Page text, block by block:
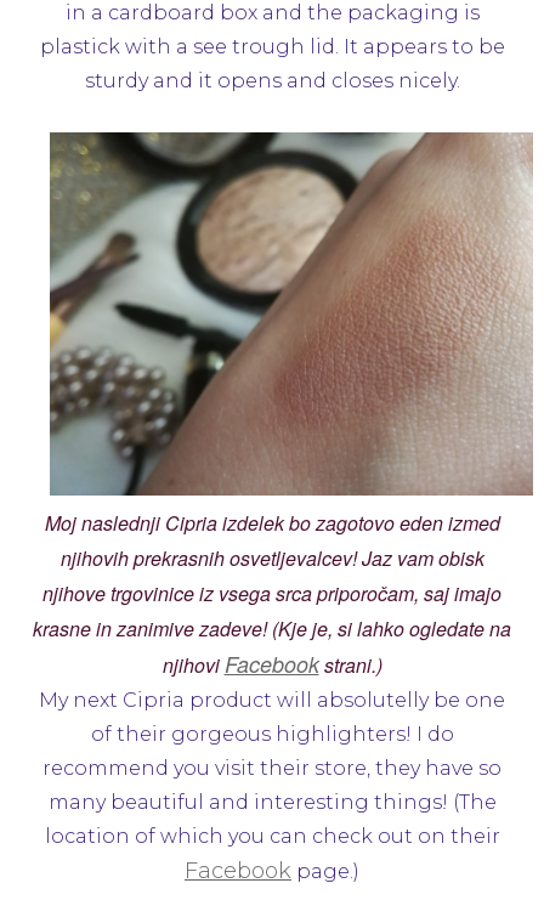
in a cardboard box and the packaging is
plastick with a see trough lid. It appears to be
sturdy and it opens and closes nicely.
Moj naslednji Cipria izdelek bo zagotovo eden izmed
njihovih prekrasnih osvetljevalcev! Jaz vam obisk
njihove trgovinice iz vsega srca priporočam, saj imajo
krasne in zanimive zadeve! (Kje je, si lahko ogledate na
njihovi Facebookstrani.)
My next Cipria product will absolutelly be one
of their gorgeous highlighters! I do
recommend you visit their store, they have so
many beautiful and interesting things! (The
location of which you can check out on their
Facebook page.)